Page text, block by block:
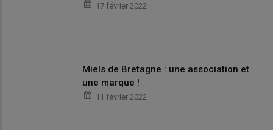
17 février 2022
Miels de Bretagne : une association et
une marque !
11 février 2022